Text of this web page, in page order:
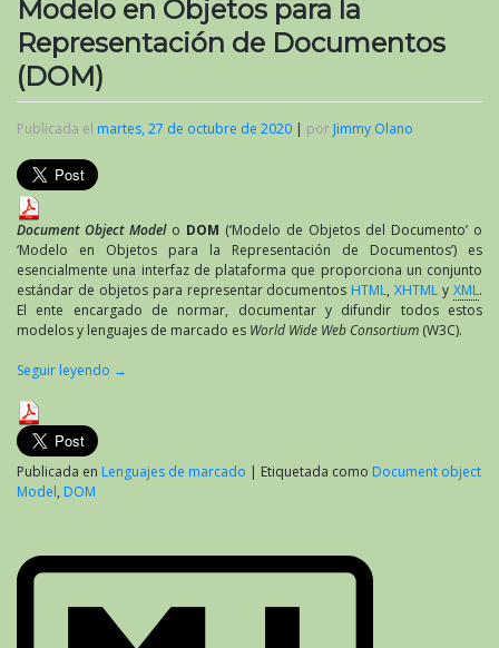
Modelo en Objetos para la
Representación de Documentos
(DOM)
Publicada el martes, 27 de octubre de 2020 | por Jimmy Olano
Document Object Modelo DOM (‘Modelo de Objetos del Documento’ o
‘Modelo en Objetos para la Representación de Documentos’) es
esencialmente una interfaz de plataforma que proporciona un conjunto
estándar de objetos para representar documentos HTML,XHTML yXML.
El ente encargado de normar, documentar y difundir todos estos
modelos y lenguajes de marcado es World Wide Web Consortium (W3C).
Seguir leyendo →
Publicada en Lenguajes de marcado | Etiquetada como Document object
Model, DOM